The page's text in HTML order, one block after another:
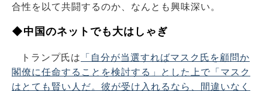
合性を以て共闘するのか、なんとも興味深い。
◆中国のネットでも大はしゃぎ
トランプ氏は 「自分が当選すればマスク氏を顧問か
閣僚に任命することを検討する」とした上で「マスク
はとても賢い人だ。彼が受け入れるなら、間違いなく